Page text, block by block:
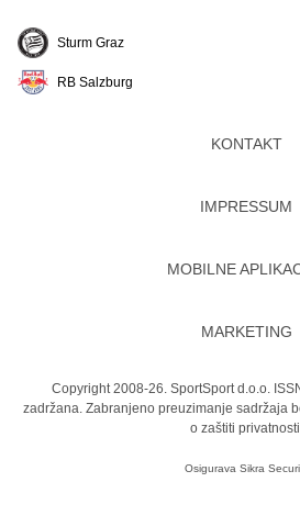
Sturm Graz
RB Salzburg
KONTAKT
IMPRESSUM
MOBILNE
MARKETING
Copyright 2008-26. SportSport d.o.o.
zadržana. Zabranjeno preuzimanje sadržaja
o zaštiti
Osigurava Sikra